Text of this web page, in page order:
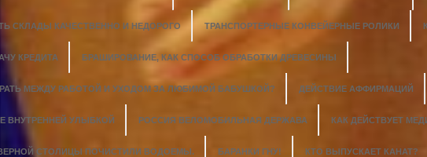
СКЛАДЫ КАЧЕСТВЕННО И НЕДОРОГО ТРАНСПОРТЕРНЫЕ КОНВЕЙЕРНЫЕ РОЛИКИ
КРЕДИТА БРАШИРОВАНИЕ, КАК СПОСОБ ОБРАБОТКИ ДРЕВЕСИНЫ
МЕЖДУ РАБОТОЙ И УХОДОМ ЗА ЛЮБИМОЙ БАБУШКОЙ? ДЕЙСТВИЕ АФФИРМАЦИЙ
ВНУТРЕННЕЙ УЛЫБКОЙ РОССИЯ ВЕЛОМОБИЛЬНАЯ ДЕРЖАВА КАК ДЕЙСТВУЕТ
СТОЛИЦЫ ПОЧИСТИЛИ ВОДОЕМЫ. БАРАНКИ ГНУ! КТО ВЫПУСКАЕТ КАНАТ?